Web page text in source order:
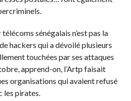
sénégalais n’est pas la
hackers qui a dévoilé plusieurs
touchées par ses attaques
apprend-on, l’Artp faisait
organisations qui avaient refusé
pirates.